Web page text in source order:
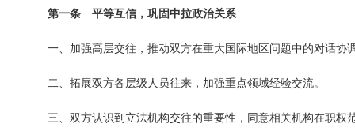
第一条 平等互信，巩固中拉政治关系
一、加强高层交往，推动双方在重大国际地区问题中的对话协
二、拓展双方各层级人员往来，加强重点领域经验交流。
三、双方认识到立法机构交往的重要性，同意相关机构在职权